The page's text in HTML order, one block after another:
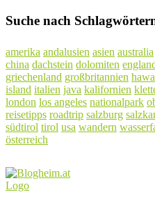
Suche nach
amerika andalusien asien australia
china dachstein dolomiten
griechenland großbritannien
island italien java kalifornien
london los angeles nationalpark
reisetipps roadtrip salzburg
südtirol tirol usa wandern
österreich